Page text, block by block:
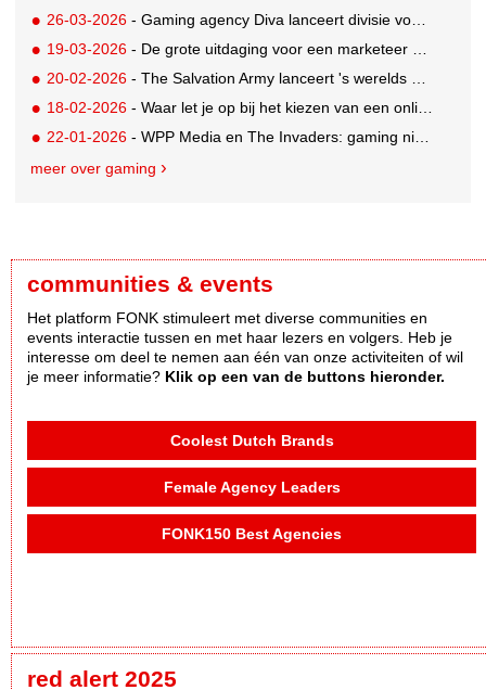
26-03-2026 - Gaming agency Diva lanceert divisie voor creator en community-engagement
19-03-2026 - De grote uitdaging voor een marketeer als adverteren niet mogelijk is
20-02-2026 - The Salvation Army lanceert 's werelds eerste digitale kringloopwinkel op Roblox
18-02-2026 - Waar let je op bij het kiezen van een online casino in België?
22-01-2026 - WPP Media en The Invaders: gaming niet langer een mannenwereld
meer over gaming
communities & events
Het platform FONK stimuleert met diverse communities en
events interactie tussen en met haar lezers en volgers. Heb je
interesse om deel te nemen aan één van onze activiteiten of wil
je meer informatie? Klik op een van de buttons hieronder.
Coolest Dutch Brands
Female Agency Leaders
FONK150 Best Agencies
red alert 2025